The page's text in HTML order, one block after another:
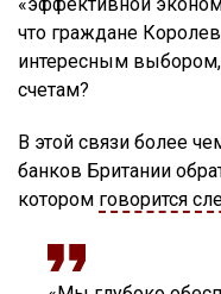
что граждане
интересным выбором,
счетам?
В этой связи более
банков Британии
котором говорится